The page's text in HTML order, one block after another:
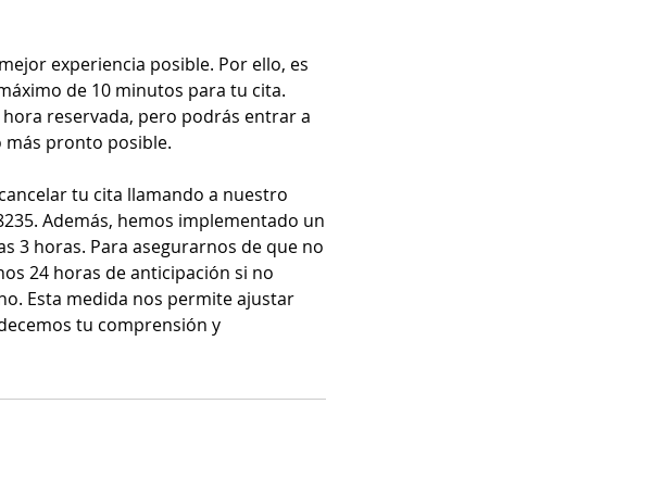
experiencia posible. Por ello, es
de 10 minutos para tu cita.
reservada, pero podrás entrar a
más pronto posible.
tu cita llamando a nuestro
Además, hemos implementado un
3 horas. Para asegurarnos de que no
24 horas de anticipación si no
Esta medida nos permite ajustar
tu comprensión y